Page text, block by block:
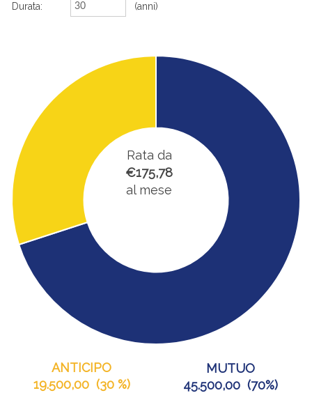
Durata: (anni)
Rata da
€175,78
al mese
ANTICIPO
19.500,00(30 %)
MUTUO
45.500,00 (70%)